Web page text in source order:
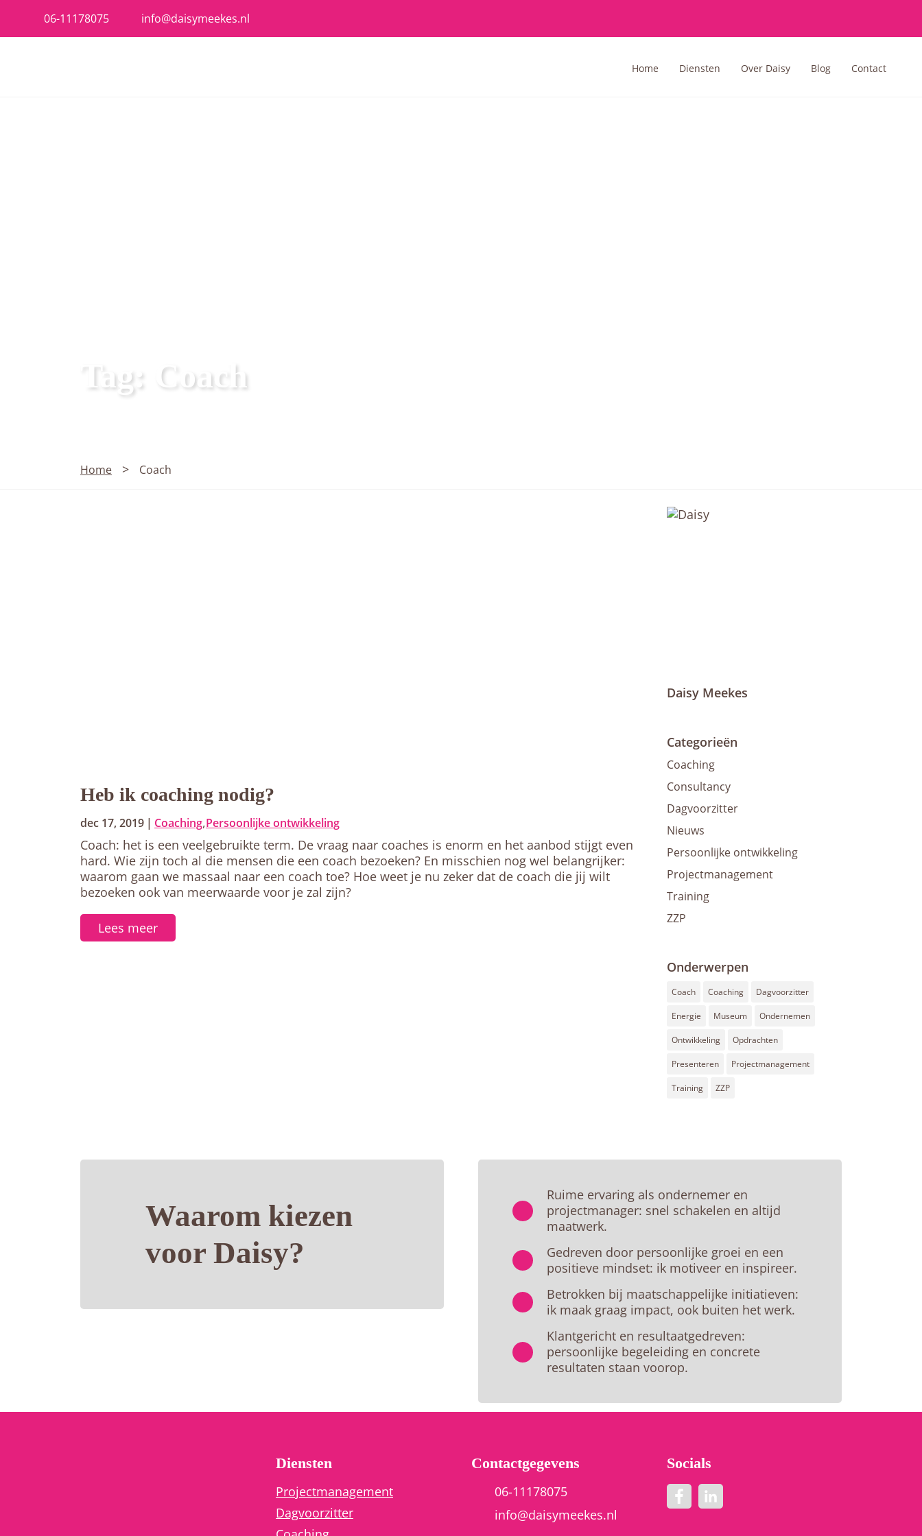
06-11178075 info@daisymeekes.nl
Home Diensten Over Daisy Blog Contact
Tag: Coach
Home > Coach
Heb ik coaching nodig?
dec 17, 2019 | Coaching,Persoonlijke ontwikkeling
Coach: het is een veelgebruikte term. De vraag naar coaches is enorm en het aanbod stijgt even
hard. Wie zijn toch al die mensen die een coach bezoeken? En misschien nog wel belangrijker:
waarom gaan we massaal naar een coach toe? Hoe weet je nu zeker dat de coach die jij wilt
bezoeken ook van meerwaarde voor je zal zijn?
Lees meer
Daisy Meekes
Categorieën
Coaching
Consultancy
Dagvoorzitter
Nieuws
Persoonlijke ontwikkeling
Projectmanagement
Training
ZZP
Onderwerpen
Coach Coaching Dagvoorzitter
Energie Museum Ondernemen
Ontwikkeling Opdrachten
Presenteren Projectmanagement
Training ZZP
Waarom kiezen
voor Daisy?
Ruime ervaring als ondernemer en
projectmanager: snel schakelen en altijd
maatwerk.
Gedreven door persoonlijke groei en een
positieve mindset: ik motiveer en inspireer.
Betrokken bij maatschappelijke initiatieven:
ik maak graag impact, ook buiten het werk.
Klantgericht en resultaatgedreven:
persoonlijke begeleiding en concrete
resultaten staan voorop.
Diensten
Projectmanagement
Dagvoorzitter
Contactgegevens
06-11178075
info@daisymeekes.nl
Socials